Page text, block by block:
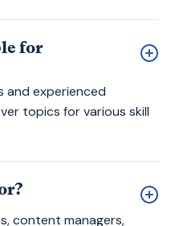
for
and experienced
topics for various skill
content managers,